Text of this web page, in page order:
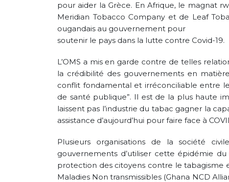
pour aider la Grèce. En Afrique, le magnat
Meridian Tobacco Company et de Leaf
ougandais au gouvernement pour
soutenir le pays dans la lutte contre Covid-19.
L’OMS a mis en garde contre de telles
la crédibilité des gouvernements en
conflit fondamental et irréconciliable entre
de santé publique”. Il est de la plus haute
laissent pas l’industrie du tabac gagner la
assistance d’aujourd’hui pour faire face à
Plusieurs organisations de la société
gouvernements d’utiliser cette épidémie
protection des citoyens contre le tabagisme
Maladies Non transmissibles (Ghana NCD